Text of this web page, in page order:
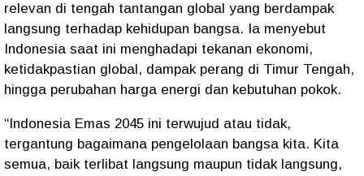
relevan di tengah tantangan global yang berdampak
langsung terhadap kehidupan bangsa. Ia menyebut
Indonesia saat ini menghadapi tekanan ekonomi,
ketidakpastian global, dampak perang di Timur Tengah,
hingga perubahan harga energi dan kebutuhan pokok.
“Indonesia Emas 2045 ini terwujud atau tidak,
tergantung bagaimana pengelolaan bangsa kita. Kita
semua, baik terlibat langsung maupun tidak langsung,